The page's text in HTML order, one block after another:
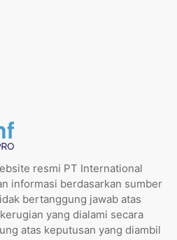
resmi PT International
informasi berdasarkan sumber
bertanggung jawab atas
yang dialami secara
atas keputusan yang diambil